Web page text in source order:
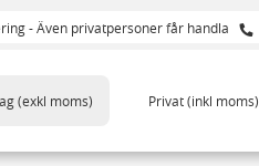
- Även privatpersoner får handla
(exkl moms) Privat(inkl moms)